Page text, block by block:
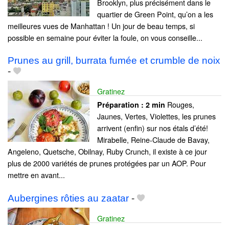
Brooklyn, plus précisément dans le
quartier de Green Point, qu’on a les
meilleures vues de Manhattan ! Un jour de beau temps, si
possible en semaine pour éviter la foule, on vous conseille...
Prunes au grill, burrata fumée et crumble de noix
-
Gratinez
Préparation : 2 min Rouges,
Jaunes, Vertes, Violettes, les prunes
arrivent (enfin) sur nos étals d’été!
Mirabelle, Reine-Claude de Bavay,
Angeleno, Quetsche, Obilnay, Ruby Crunch, il existe à ce jour
plus de 2000 variétés de prunes protégées par un AOP. Pour
mettre en avant...
Aubergines rôties au zaatar -
Gratinez